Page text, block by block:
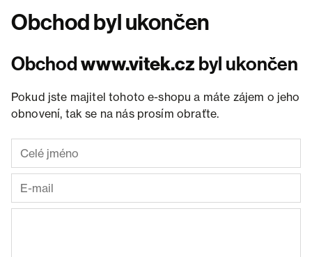
Obchod byl ukončen
Obchodwww.vitek.cz byl ukončen
Pokud jste majitel tohoto e-shopu a máte zájem o jeho
obnovení, tak se na nás prosím obraťte.